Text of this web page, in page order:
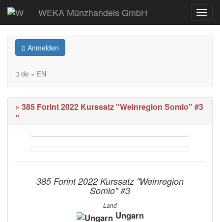
WEKA Münzhandels GmbH
Anmelden
de » EN
» 385 Forint 2022 Kurssatz "Weinregion Somlo" #3
«
385 Forint 2022 Kurssatz "Weinregion
Somlo" #3
Land
Ungarn